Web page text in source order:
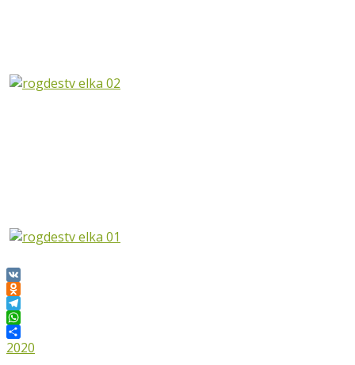
VK
Odnoklassniki
Telegram
WhatsApp
Отправить
2020